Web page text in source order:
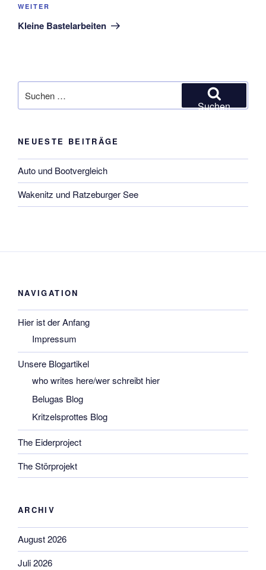
Nächster
Beitrag
WEITER
Kleine Bastelarbeiten
nach:
Suchen
NEUESTE BEITRÄGE
Auto und Bootvergleich
Wakenitz und Ratzeburger See
NAVIGATION
Hier ist der Anfang
Impressum
Unsere Blogartikel
who writes here/wer schreibt hier
Belugas Blog
Kritzelsprottes Blog
The Eiderproject
The Störprojekt
ARCHIV
August 2026
Juli 2026